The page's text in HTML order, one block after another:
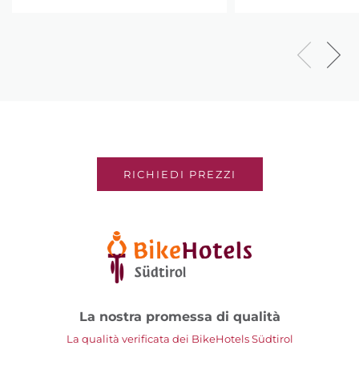
RICHIEDI PREZZI
La nostra promessa di qualità
La qualità verificata dei BikeHotels Südtirol